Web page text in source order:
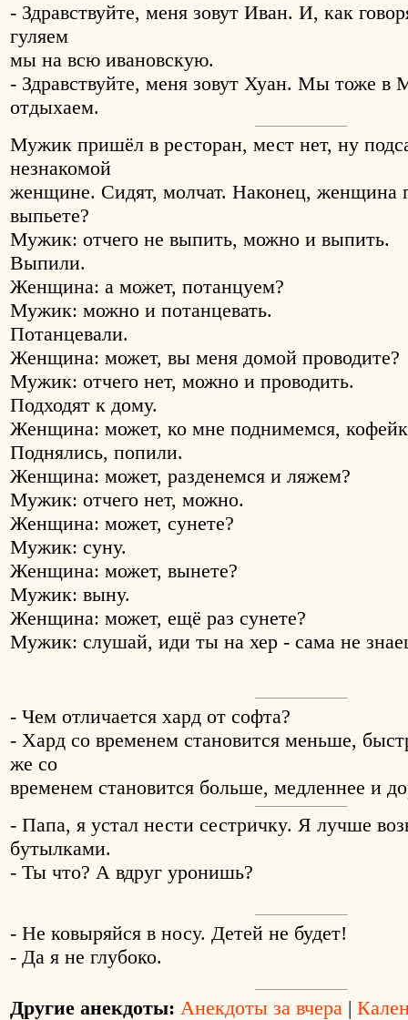
- Здравствуйте, меня зовут Иван. И, как
гуляем
мы на всю ивановскую.
- Здравствуйте, меня зовут Хуан. Мы тоже в
отдыхаем.
Мужик пришёл в ресторан, мест нет, ну
незнакомой
женщине. Сидят, молчат. Наконец, женщина
выпьете?
Мужик: отчего не выпить, можно и выпить.
Выпили.
Женщина: а может, потанцуем?
Мужик: можно и потанцевать.
Потанцевали.
Женщина: может, вы меня домой проводите?
Мужик: отчего нет, можно и проводить.
Подходят к дому.
Женщина: может, ко мне поднимемся,
Поднялись, попили.
Женщина: может, разденемся и ляжем?
Мужик: отчего нет, можно.
Женщина: может, сунете?
Мужик: суну.
Женщина: может, вынете?
Мужик: выну.
Женщина: может, ещё раз сунете?
Мужик: слушай, иди ты на хер - сама не
- Чем отличается хард от софта?
- Хард со временем становится меньше,
же со
временем становится больше, медленнее и
- Папа, я yстал нести сестpичкy. Я лyчше
бyтылками.
- Ты что? А вдpyг ypонишь?
- Не ковыряйся в носу. Детей не будет!
- Да я не глубоко.
Другие анекдоты: Анекдоты за вчера |